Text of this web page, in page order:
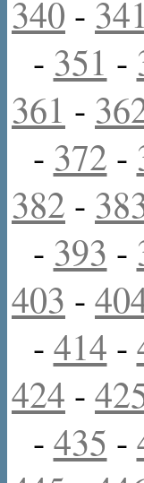
340 - 341
- 351 -
361 -
- 372 -
382 -
- 393 -
403 -
- 414 -
424 -
- 435 -